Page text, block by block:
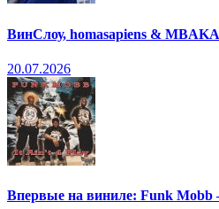
ВинСлоу, homasapiens &
20.07.2026
Впервые на виниле: Funk Mobb